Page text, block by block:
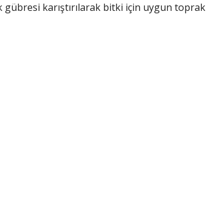
karıştırılarak bitki için uygun toprak